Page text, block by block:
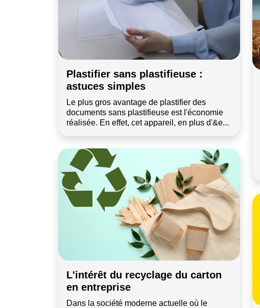
Plastifier sans plastifieuse :
astuces simples
Le plus gros avantage de plastifier des
documents sans plastifieuse est l'économie
réalisée. En effet, cet appareil, en plus d'&e...
L'intérêt du recyclage du carton
en entreprise
Dans la société moderne actuelle où le